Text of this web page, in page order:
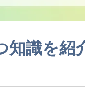
知識を紹